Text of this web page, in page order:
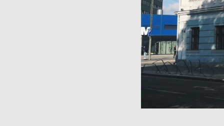
Kohtumispaik Tartu”